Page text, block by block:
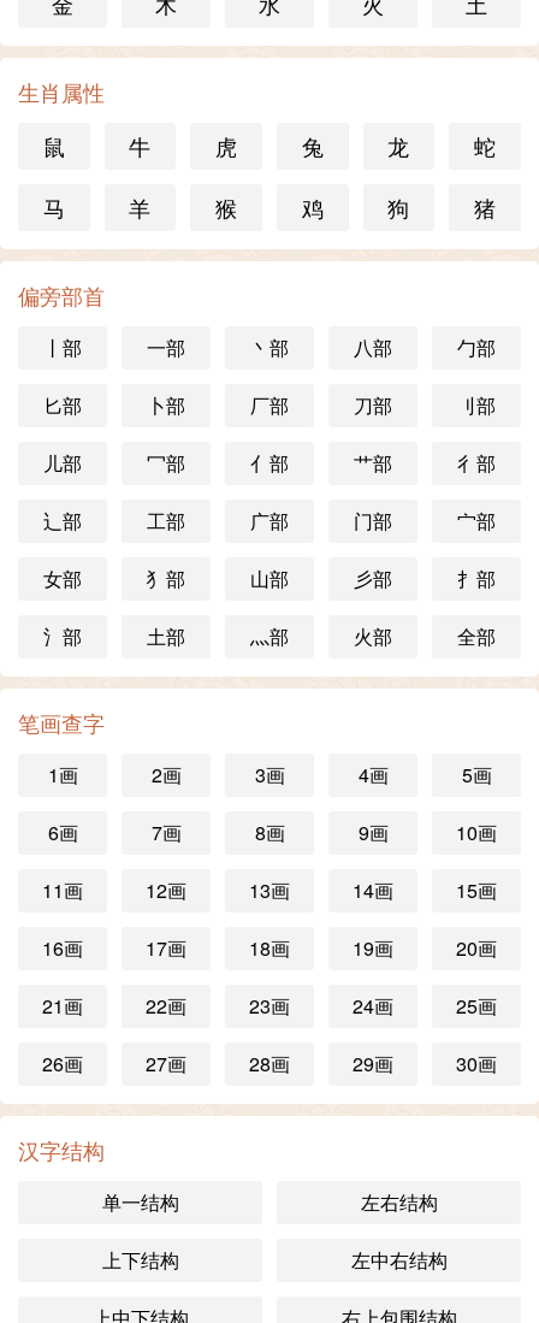
生肖属性
鼠
牛 虎 兔 龙
蛇
马
羊 猴 鸡 狗 猪
偏旁部首
丨部 一部 丶部 八部 勹部
匕部 卜部 厂部 刀部 刂部
儿部 冖部 亻部 艹部 彳部
辶部 工部 广部 门部 宀部
女部 犭部 山部 彡部 扌部
氵部 土部 灬部 火部 全部
笔画查字
1画 2画 3画 4画 5画
6画 7画 8画 9画 10画
11画 12画 13画 14画 15画
16画 17画 18画 19画 20画
21画 22画 23画 24画 25画
26画 27画 28画 29画 30画
汉字结构
单一结构 左右结构
上下结构 左中右结构